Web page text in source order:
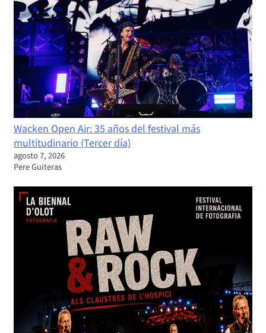
Wacken Open Air: 35 años del festival más
multitudinario (Tercer día)
agosto 7, 2026
Pere Guiteras